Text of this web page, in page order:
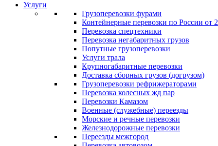
Услуги
Грузоперевозки фурами
Контейнерные перевозки по России от
Перевозка спецтехники
Перевозка негабаритных грузов
Попутные грузоперевозки
Услуги трала
Крупногабаритные перевозки
Доставка сборных грузов (догрузом)
Грузоперевозки рефрижераторами
Перевозка колесных жд пар
Перевозки Камазом
Военные (служебные) переезды
Морские и речные перевозки
Железнодорожные перевозки
Переезды межгород